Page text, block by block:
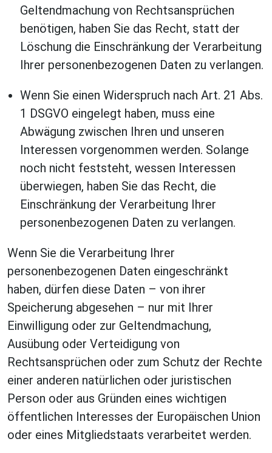
Geltendmachung von Rechtsansprüchen
benötigen, haben Sie das Recht, statt der
Löschung die Einschränkung der Verarbeitung
Ihrer personenbezogenen Daten zu verlangen.
Wenn Sie einen Widerspruch nach Art. 21 Abs.
1 DSGVO eingelegt haben, muss eine
Abwägung zwischen Ihren und unseren
Interessen vorgenommen werden. Solange
noch nicht feststeht, wessen Interessen
überwiegen, haben Sie das Recht, die
Einschränkung der Verarbeitung Ihrer
personenbezogenen Daten zu verlangen.
Wenn Sie die Verarbeitung Ihrer
personenbezogenen Daten eingeschränkt
haben, dürfen diese Daten – von ihrer
Speicherung abgesehen – nur mit Ihrer
Einwilligung oder zur Geltendmachung,
Ausübung oder Verteidigung von
Rechtsansprüchen oder zum Schutz der Rechte
einer anderen natürlichen oder juristischen
Person oder aus Gründen eines wichtigen
öffentlichen Interesses der Europäischen Union
oder eines Mitgliedstaats verarbeitet werden.